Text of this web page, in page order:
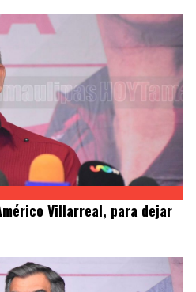
Villarreal, para dejar